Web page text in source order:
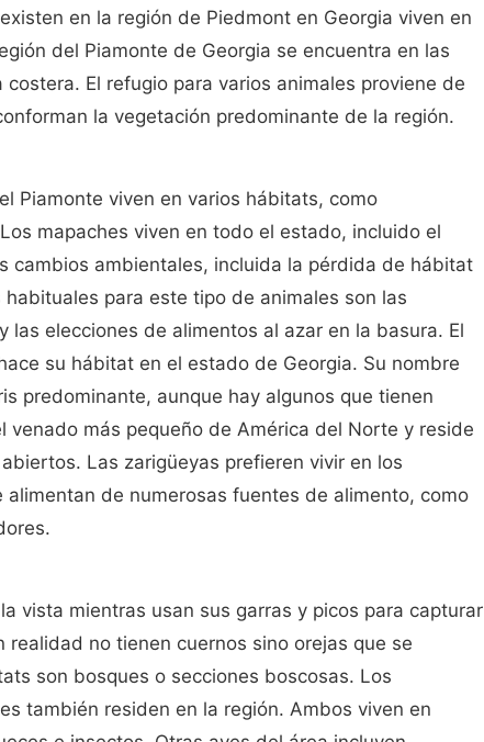
en la región de Piedmont en Georgia viven en
del Piamonte de Georgia se encuentra en las
El refugio para varios animales proviene de
la vegetación predominante de la región.
Piamonte viven en varios hábitats, como
mapaches viven en todo el estado, incluido el
cambios ambientales, incluida la pérdida de hábitat
para este tipo de animales son las
las elecciones de alimentos al azar en la basura. El
su hábitat en el estado de Georgia. Su nombre
predominante, aunque hay algunos que tienen
venado más pequeño de América del Norte y reside
Las zarigüeyas prefieren vivir en los
alimentan de numerosas fuentes de alimento, como
vista mientras usan sus garras y picos para capturar
realidad no tienen cuernos sino orejas que se
son bosques o secciones boscosas. Los
también residen en la región. Ambos viven en